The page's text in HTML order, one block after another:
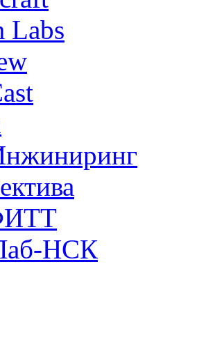
Labs
НСК